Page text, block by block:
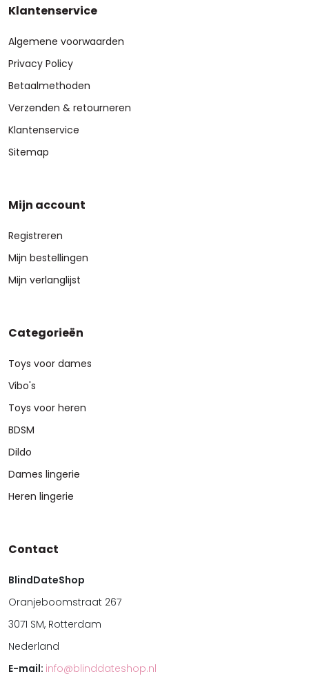
Klantenservice
Algemene voorwaarden
Privacy Policy
Betaalmethoden
Verzenden & retourneren
Klantenservice
Sitemap
Mijn account
Registreren
Mijn bestellingen
Mijn verlanglijst
Categorieën
Toys voor dames
Vibo's
Toys voor heren
BDSM
Dildo
Dames lingerie
Heren lingerie
Contact
BlindDateShop
Oranjeboomstraat 267
3071 SM, Rotterdam
Nederland
E-mail: info@blinddateshop.nl